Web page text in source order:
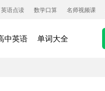
英语点读 数学口算 名师视频课
中英语 单词大全